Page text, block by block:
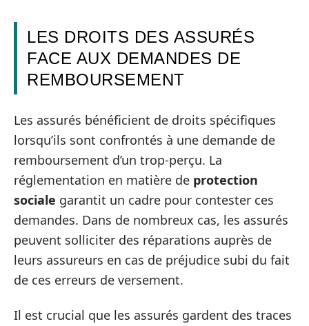
LES DROITS DES ASSURÉS
FACE AUX DEMANDES DE
REMBOURSEMENT
Les assurés bénéficient de droits spécifiques
lorsqu’ils sont confrontés à une demande de
remboursement d’un trop-perçu. La
réglementation en matière de protection
sociale garantit un cadre pour contester ces
demandes. Dans de nombreux cas, les assurés
peuvent solliciter des réparations auprès de
leurs assureurs en cas de préjudice subi du fait
de ces erreurs de versement.
Il est crucial que les assurés gardent des traces